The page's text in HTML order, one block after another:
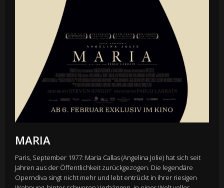
MARIA
Paris, September 1977: Maria Callas (Angelina Jolie) hat sich seit
Jahren aus der Öffentlichkeit zurückgezogen. Die legendäre
Operndiva singt nicht mehr und lebt entrückt in ihrer riesigen